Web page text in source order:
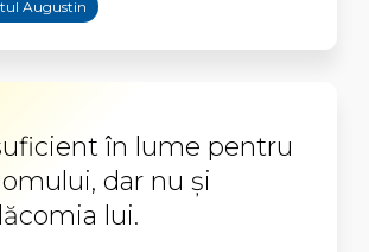
Augustin
în lume pentru
dar nu şi
lui.